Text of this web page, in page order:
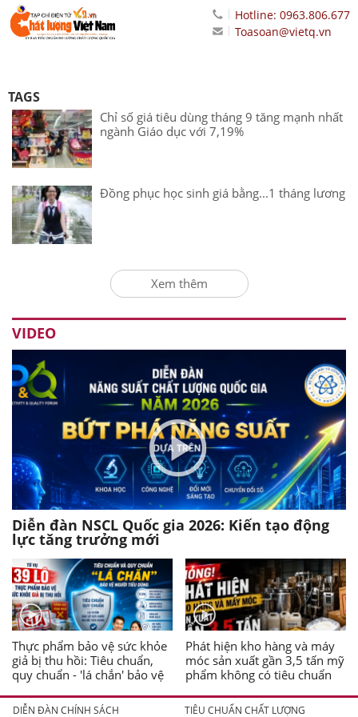
Hotline: 0963.806.677
Toasoan@vietq.vn
TAGS
Chỉ số giá tiêu dùng tháng 9 tăng mạnh nhất
ngành Giáo dục với 7,19%
Đồng phục học sinh giá bằng...1 tháng lương
Xem thêm
VIDEO
Diễn đàn NSCL Quốc gia 2026: Kiến tạo động
lực tăng trưởng mới
Thực phẩm bảo vệ sức khỏe
giả bị thu hồi: Tiêu chuẩn,
quy chuẩn - 'lá chắn' bảo vệ
Phát hiện kho hàng và máy
móc sản xuất gần 3,5 tấn mỹ
phẩm không có tiêu chuẩn
DIỄN ĐÀN CHÍNH SÁCH TIÊU CHUẨN CHẤT LƯỢNG